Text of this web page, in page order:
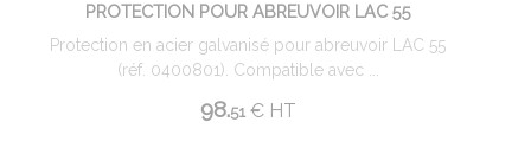
PROTECTION POUR ABREUVOIR LAC 55
Protection en acier galvanisé pour abreuvoir LAC 55
(réf. 0400801). Compatible avec ...
98.51 €HT